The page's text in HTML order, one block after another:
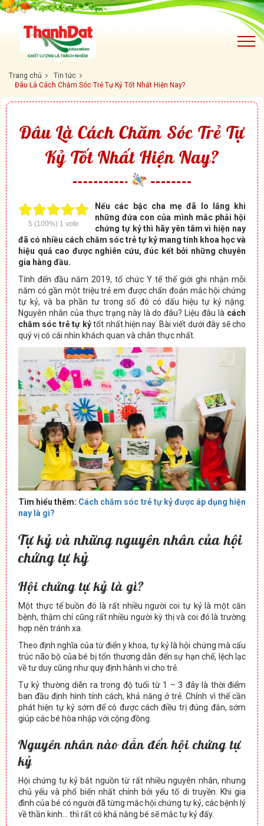
Trang chủ
Tin tức
Đâu Là Cách Chăm Sóc Trẻ Tự Kỷ Tốt Nhất Hiện Nay?
Đâu Là Cách Chăm Sóc Trẻ Tự
Kỷ Tốt Nhất Hiện Nay?
5 (100%) 1 vote
Nếu các bậc cha mẹ đã lo lắng khi
những đứa con của mình mắc phải hội
chứng tự kỷ thì hãy yên tâm vì hiện nay
đã có nhiều cách chăm sóc trẻ tự kỷ mang tính khoa học và
hiệu quả cao được nghiên cứu, đúc kết bởi những chuyên
gia hàng đầu.
Tính đến đầu năm 2019, tổ chức Y tế thế giới ghi nhận mỗi
năm có gần một triệu trẻ em được chẩn đoán mắc hội chứng
tự kỷ, và ba phần tư trong số đó có dấu hiệu tự kỷ nặng.
Nguyên nhân của thực trạng này là do đâu? Liệu đâu là cách
chăm sóc trẻ tự kỷtốt nhất hiện nay. Bài viết dưới đây sẽ cho
quý vị có cái nhìn khách quan và chân thực nhất.
Tìm hiểu thêm: Cách chăm sóc trẻ tự kỷ được áp dụng hiện
nay là gì?
Tự kỷ và những nguyên nhân của hội
chứng tự kỷ
Hội chứng tự kỷ là gì?
Một thực tế buồn đó là rất nhiều người coi tự kỷ là một căn
bệnh, thậm chí cũng rất nhiều người kỳ thị và coi đó là trường
hợp nên tránh xa.
Theo định nghĩa của từ điển y khoa, tự kỷ là hội chứng mà cấu
trúc não bộ của bé bị tổn thương dẫn đến sự hạn chế, lệch lạc
về tư duy cũng như quy định hành vi cho trẻ.
Tự kỷ thường diễn ra trong độ tuổi từ 1 – 3 đây là thời điểm
ban đầu định hình tính cách, khả năng ở trẻ. Chính vì thế cần
phát hiện tự kỷ sớm để có được cách điều trị đúng đắn, sớm
giúp các bé hòa nhập với cộng đồng.
Nguyên nhân nào dẫn đến hội chứng tự
kỷ
Hội chứng tự kỷ bắt nguồn từ rất nhiều nguyên nhân, nhưng
chủ yếu và phổ biến nhất chính bởi yếu tố di truyền. Khi gia
đình của bé có người đã từng mắc hội chứng tự kỷ, các bệnh lý
về thần kinh… thì rất có khả năng bé sẽ mắc tự kỷ đấy.